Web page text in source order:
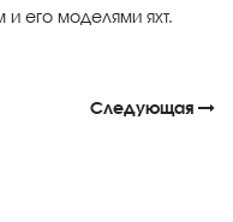
его моделями яхт.
Следующая